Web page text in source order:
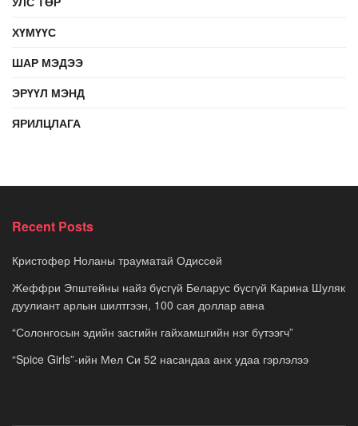
ХҮМҮҮС
ШАР МЭДЭЭ
ЭРҮҮЛ МЭНД
ЯРИЛЦЛАГА
Recent Posts
Кристофер Ноланы трауматай Одиссей
Жеффри Эпштейны найз бүсгүй Беларус бүсгүй Карина Шуляк
дуулиант арлын шилтгээн, 100 сая доллар авна
“Солонгосын эдийн засгийн гайхамшгийн нэг бүтээгч”
“Spice Girls”-ийн Мел Си 52 насандаа анх удаа гэрлэлээ